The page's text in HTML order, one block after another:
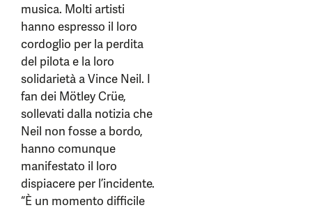
musica. Molti artisti
hanno espresso il loro
cordoglio per la perdita
del pilota e la loro
solidarietà a Vince Neil. I
fan dei Mötley Crüe,
sollevati dalla notizia che
Neil non fosse a bordo,
hanno comunque
manifestato il loro
dispiacere per l’incidente.
“È un momento difficile